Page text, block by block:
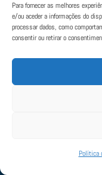
Para fornecer as melhores
e/ou aceder a informações do
processar dados, como
consentir ou retirar o
Política
© 2022 Aviate. Todos